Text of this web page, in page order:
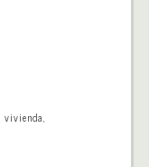
vivienda,